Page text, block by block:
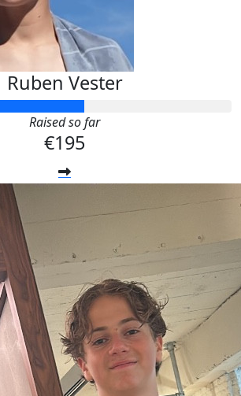
Ruben Vester
Raised so far
€195